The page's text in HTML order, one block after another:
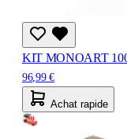
KIT MONOART
96,99 €
Achat rapide